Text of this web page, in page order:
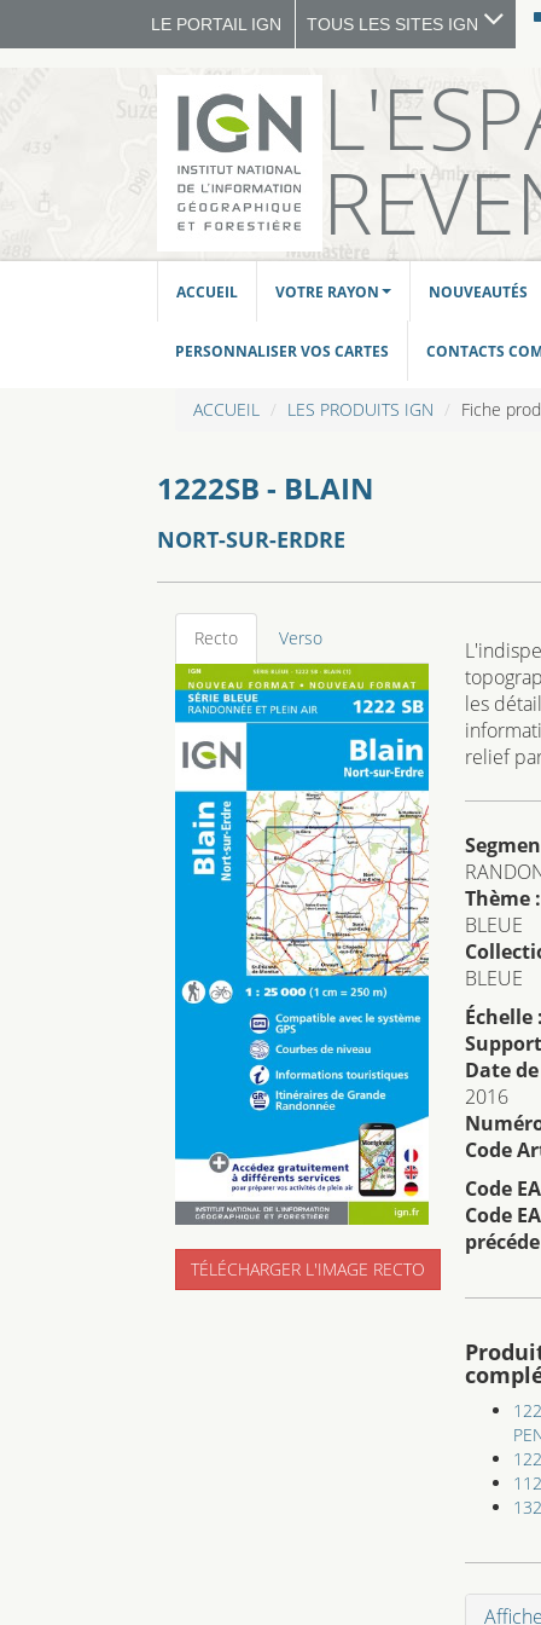
LE PORTAIL IGN TOUS LES SITES IGN
ACCUEIL VOTRE RAYON NOUVEAUTÉS
PERSONNALISER VOS CARTES CONTACTS
ACCUEIL LES PRODUITS IGN Fiche
1222SB - BLAIN
NORT-SUR-ERDRE
Recto Verso
TÉLÉCHARGER L'IMAGE RECTO
les
relief
Thème :
BLEUE
BLEUE
Échelle
Date
2016
Code
Code
Code